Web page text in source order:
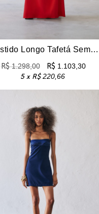
Vestido Longo Tafetá Sem Alças Eugenia – Vermelho
R$1.298,00 R$ 1.103,30
5 x R$220,66